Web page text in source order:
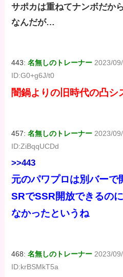
サポカは重ねてナンボだか
なんだが…
443:名無しのトレーナー 2023/
ID:G0+g6J/t0
闇鍋よりの旧時代の凸シ
457:名無しのトレーナー 2023/
ID:ZiBqqUCDd
>>443
元のパワプロは別バーで
SRでSSR開放できるの
なかったというね
468:名無しのトレーナー 2023/
ID:krBSMkT5a